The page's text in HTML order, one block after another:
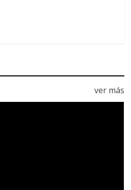
ver más